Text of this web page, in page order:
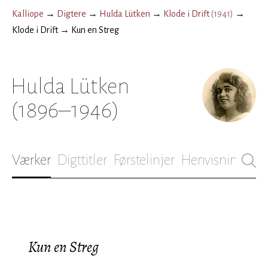
Kalliope → Digtere → Hulda Lütken → Klode i Drift(1941) →
Klode i Drift→ Kun en Streg
Hulda Lütken
(1896–1946)
Værker Digttitler Førstelinjer Henvisninger
Kun en Streg